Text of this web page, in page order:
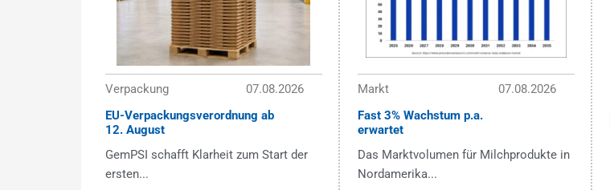
Verpackung
07.08.2026
EU-Verpackungsverordnung ab
12. August
GemPSI schafft Klarheit zum Start der
ersten...
Markt
07.08.2026
Fast 3% Wachstum p.a.
erwartet
Das Marktvolumen für Milchprodukte in
Nordamerika...